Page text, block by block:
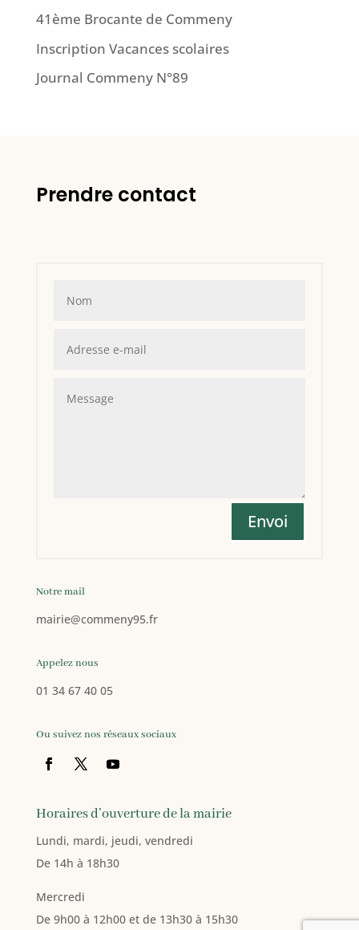
41ème Brocante de Commeny
Inscription Vacances scolaires
Journal Commeny N°89
Prendre contact
Envoi
Notre mail
mairie@commeny95.fr
Appelez nous
01 34 67 40 05
Ou suivez nos réseaux sociaux
Horaires d’ouverture de la mairie
Lundi, mardi, jeudi, vendredi
De 14h à 18h30
Mercredi
De 9h00 à 12h00 et de 13h30 à 15h30